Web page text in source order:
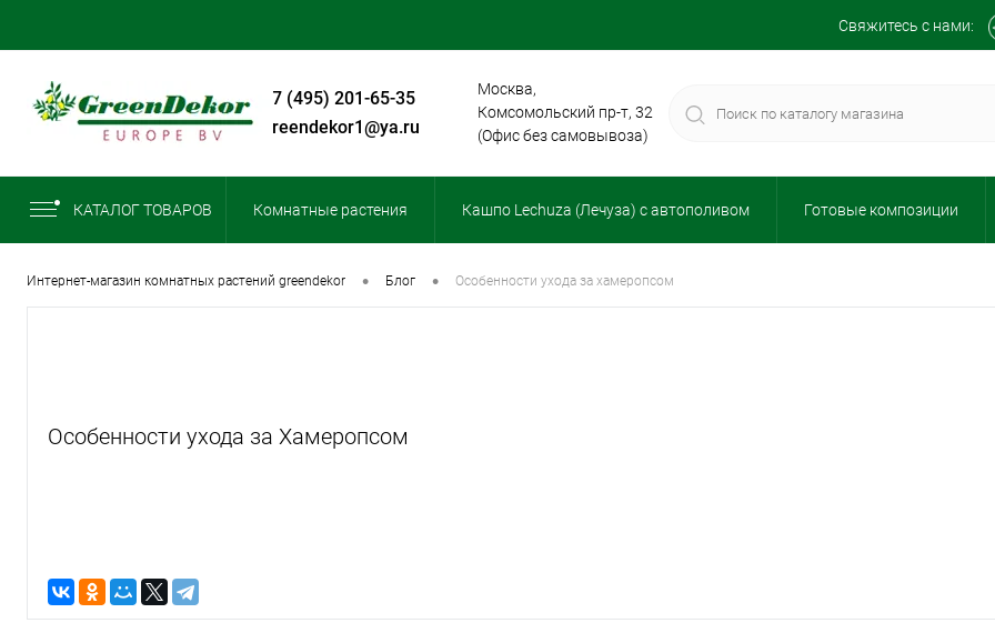
Свяжитесь с нами:
+7 (495) 201-65-35
greendekor1@ya.ru
Москва,
Комсомольский пр-т, 32
(Офис без самовывоза)
КАТАЛОГ ТОВАРОВ Комнатные растения Кашпо Lechuza (Лечуза) с автополивом Готовые композиции
интернет-магазин комнатных растений greendekor • блог • особенности ухода за хамеропсом
Особенности ухода за Хамеропсом